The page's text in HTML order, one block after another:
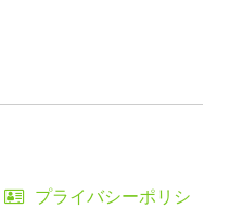
プライバシーポリシ